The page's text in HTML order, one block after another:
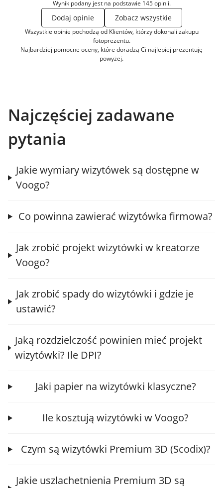
Wynik podany jest na podstawie 145 opinii.
Dodaj opinie Zobacz wszystkie
Wszystkie opinie pochodzą od Klientów, którzy dokonali zakupu
fotoprezentu.
Najbardziej pomocne oceny, które doradzą Ci najlepiej prezentuję
powyżej.
Najczęściej zadawane
pytania
Jakie wymiary wizytówek są dostępne w
Voogo?
Co powinna zawierać wizytówka firmowa?
Jak zrobić projekt wizytówki w kreatorze
Voogo?
Jak zrobić spady do wizytówki i gdzie je
ustawić?
Jaką rozdzielczość powinien mieć projekt
wizytówki? Ile DPI?
Jaki papier na wizytówki klasyczne?
Ile kosztują wizytówki w Voogo?
Czym są wizytówki Premium 3D (Scodix)?
Jakie uszlachetnienia Premium 3D są